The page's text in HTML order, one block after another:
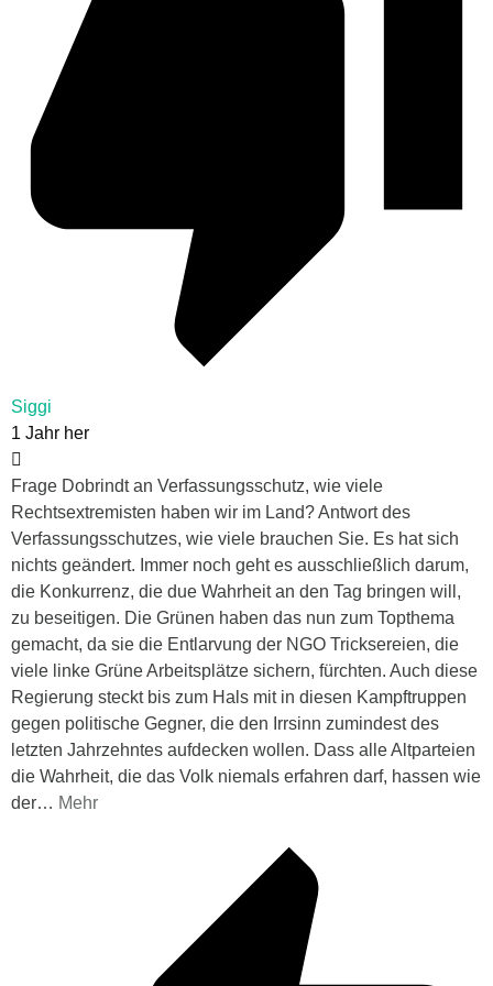
Siggi
1 Jahr her
Frage Dobrindt an Verfassungsschutz, wie viele
Rechtsextremisten haben wir im Land? Antwort des
Verfassungsschutzes, wie viele brauchen Sie. Es hat sich
nichts geändert. Immer noch geht es ausschließlich darum,
die Konkurrenz, die due Wahrheit an den Tag bringen will,
zu beseitigen. Die Grünen haben das nun zum Topthema
gemacht, da sie die Entlarvung der NGO Tricksereien, die
viele linke Grüne Arbeitsplätze sichern, fürchten. Auch diese
Regierung steckt bis zum Hals mit in diesen Kampftruppen
gegen politische Gegner, die den Irrsinn zumindest des
letzten Jahrzehntes aufdecken wollen. Dass alle Altparteien
die Wahrheit, die das Volk niemals erfahren darf, hassen wie
der… Mehr